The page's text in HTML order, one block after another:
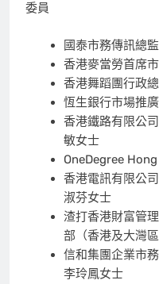
委員
國泰市務傳訊總
香港麥當勞首席
香港舞蹈團行政
恆生銀行市場推
香港鐵路有限公
敏女士
OneDegree
香港電訊有限公
淑芬女士
渣打香港財富管
部（香港及大灣
信和集團企業市
李玲鳳女士